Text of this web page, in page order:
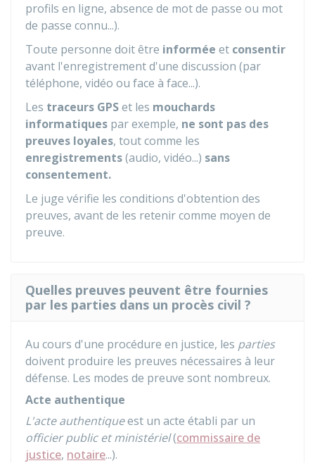
profils en ligne, absence de mot de passe ou mot
de passe connu...).
Toute personne doit être informée et consentir
avant l'enregistrement d'une discussion (par
téléphone, vidéo ou face à face...).
Les traceurs GPSet les mouchards
informatiques par exemple, ne sont pas des
preuves loyales, tout comme les
enregistrements(audio, vidéo...) sans
consentement.
Le juge vérifie les conditions d'obtention des
preuves, avant de les retenir comme moyen de
preuve.
Quelles preuves peuvent être fournies
par les parties dans un procès civil ?
Au cours d'une procédure en justice, les parties
doivent produire les preuves nécessaires à leur
défense. Les modes de preuve sont nombreux.
Acte authentique
L'acte authentiqueest un acte établi par un
officier public et ministériel(commissaire de
justice, notaire...).